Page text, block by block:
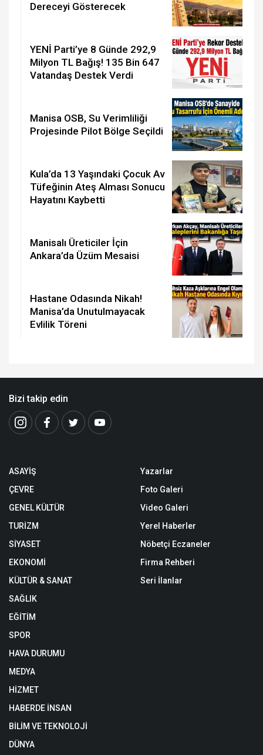
Dereceyi Gösterecek
YENİ Parti’ye 8 Günde 292,9
Milyon TL Bağış! 135 Bin 647
Vatandaş Destek Verdi
Manisa OSB, Su Verimliliği
Projesinde Pilot Bölge Seçildi
Kula’da 13 Yaşındaki Çocuk Av
Tüfeğinin Ateş Alması Sonucu
Hayatını Kaybetti
Manisalı Üreticiler İçin
Ankara’da Üzüm Mesaisi
Hastane Odasında Nikah!
Manisa’da Unutulmayacak
Evlilik Töreni
Bizi takip edin
ASAYİŞ
ÇEVRE
GENEL KÜLTÜR
TURİZM
SİYASET
EKONOMİ
KÜLTÜR & SANAT
SAĞLIK
EĞİTİM
SPOR
HAVA DURUMU
MEDYA
HİZMET
HABERDE İNSAN
BİLİM VE TEKNOLOJİ
DÜNYA
Yazarlar
Foto Galeri
Video Galeri
Yerel Haberler
Nöbetçi Eczaneler
Firma Rehberi
Seri İlanlar